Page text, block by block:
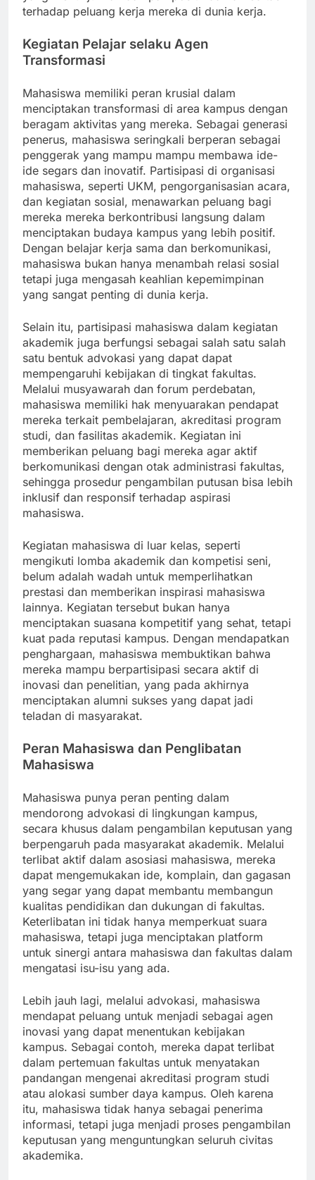
terhadap peluang kerja mereka di dunia kerja.
Kegiatan Pelajar selaku Agen
Transformasi
Mahasiswa memiliki peran krusial dalam
menciptakan transformasi di area kampus dengan
beragam aktivitas yang mereka. Sebagai generasi
penerus, mahasiswa seringkali berperan sebagai
penggerak yang mampu mampu membawa ide-
ide segars dan inovatif. Partisipasi di organisasi
mahasiswa, seperti UKM, pengorganisasian acara,
dan kegiatan sosial, menawarkan peluang bagi
mereka mereka berkontribusi langsung dalam
menciptakan budaya kampus yang lebih positif.
Dengan belajar kerja sama dan berkomunikasi,
mahasiswa bukan hanya menambah relasi sosial
tetapi juga mengasah keahlian kepemimpinan
yang sangat penting di dunia kerja.
Selain itu, partisipasi mahasiswa dalam kegiatan
akademik juga berfungsi sebagai salah satu salah
satu bentuk advokasi yang dapat dapat
mempengaruhi kebijakan di tingkat fakultas.
Melalui musyawarah dan forum perdebatan,
mahasiswa memiliki hak menyuarakan pendapat
mereka terkait pembelajaran, akreditasi program
studi, dan fasilitas akademik. Kegiatan ini
memberikan peluang bagi mereka agar aktif
berkomunikasi dengan otak administrasi fakultas,
sehingga prosedur pengambilan putusan bisa lebih
inklusif dan responsif terhadap aspirasi
mahasiswa.
Kegiatan mahasiswa di luar kelas, seperti
mengikuti lomba akademik dan kompetisi seni,
belum adalah wadah untuk memperlihatkan
prestasi dan memberikan inspirasi mahasiswa
lainnya. Kegiatan tersebut bukan hanya
menciptakan suasana kompetitif yang sehat, tetapi
kuat pada reputasi kampus. Dengan mendapatkan
penghargaan, mahasiswa membuktikan bahwa
mereka mampu berpartisipasi secara aktif di
inovasi dan penelitian, yang pada akhirnya
menciptakan alumni sukses yang dapat jadi
teladan di masyarakat.
Peran Mahasiswa dan Penglibatan
Mahasiswa
Mahasiswa punya peran penting dalam
mendorong advokasi di lingkungan kampus,
secara khusus dalam pengambilan keputusan yang
berpengaruh pada masyarakat akademik. Melalui
terlibat aktif dalam asosiasi mahasiswa, mereka
dapat mengemukakan ide, komplain, dan gagasan
yang segar yang dapat membantu membangun
kualitas pendidikan dan dukungan di fakultas.
Keterlibatan ini tidak hanya memperkuat suara
mahasiswa, tetapi juga menciptakan platform
untuk sinergi antara mahasiswa dan fakultas dalam
mengatasi isu-isu yang ada.
Lebih jauh lagi, melalui advokasi, mahasiswa
mendapat peluang untuk menjadi sebagai agen
inovasi yang dapat menentukan kebijakan
kampus. Sebagai contoh, mereka dapat terlibat
dalam pertemuan fakultas untuk menyatakan
pandangan mengenai akreditasi program studi
atau alokasi sumber daya kampus. Oleh karena
itu, mahasiswa tidak hanya sebagai penerima
informasi, tetapi juga menjadi proses pengambilan
keputusan yang menguntungkan seluruh civitas
akademika.